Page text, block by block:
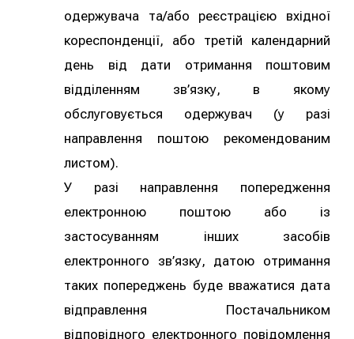
одержувача та/або реєстрацією вхідної
кореспонденції, або третій календарний
день від дати отримання поштовим
відділенням зв’язку, в якому
обслуговується одержувач (у разі
направлення поштою рекомендованим
листом).
У разі направлення попередження
електронною поштою або із
застосуванням інших засобів
електронного зв’язку, датою отримання
таких попереджень буде вважатися дата
відправлення Постачальником
відповідного електронного повідомлення